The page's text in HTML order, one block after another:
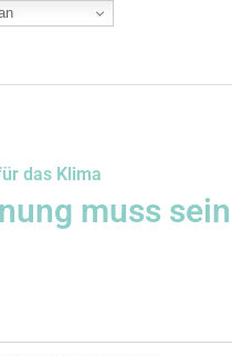
das Klima
muss sein